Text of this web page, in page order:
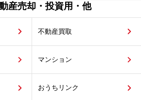
産売却・投資用・他
不動産買取
マンション
おうちリンク